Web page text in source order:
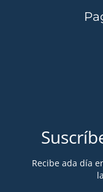
Recibe ada día